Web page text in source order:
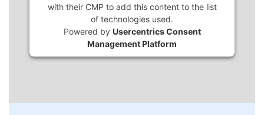
with their CMP to add this content to the list
of technologies used.
Powered by Usercentrics Consent
Management Platform